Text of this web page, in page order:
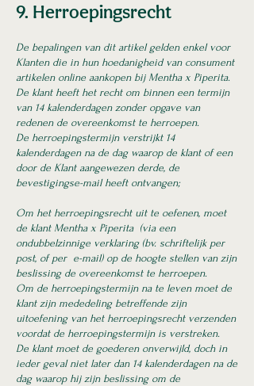
9. Herroepingsrecht
De bepalingen van dit artikel gelden enkel voor
Klanten die in hun hoedanigheid van consument
artikelen online aankopen bij Mentha x Piperita.
De klant heeft het recht om binnen een termijn
van 14 kalenderdagen zonder opgave van
redenen de overeenkomst te herroepen.
De herroepingstermijn verstrijkt 14
kalenderdagen na de dag waarop de klant of een
door de Klant aangewezen derde, de
bevestigingse-mail heeft ontvangen;
Om het herroepingsrecht uit te oefenen, moet
de klant Mentha x Piperita (via een
ondubbelzinnige verklaring (bv. schriftelijk per
post, of per e-mail) op de hoogte stellen van zijn
beslissing de overeenkomst te herroepen.
Om de herroepingstermijn na te leven moet de
klant zijn mededeling betreffende zijn
uitoefening van het herroepingsrecht verzenden
voordat de herroepingstermijn is verstreken.
De klant moet de goederen onverwijld, doch in
ieder geval niet later dan 14 kalenderdagen na de
dag waarop hij zijn beslissing om de